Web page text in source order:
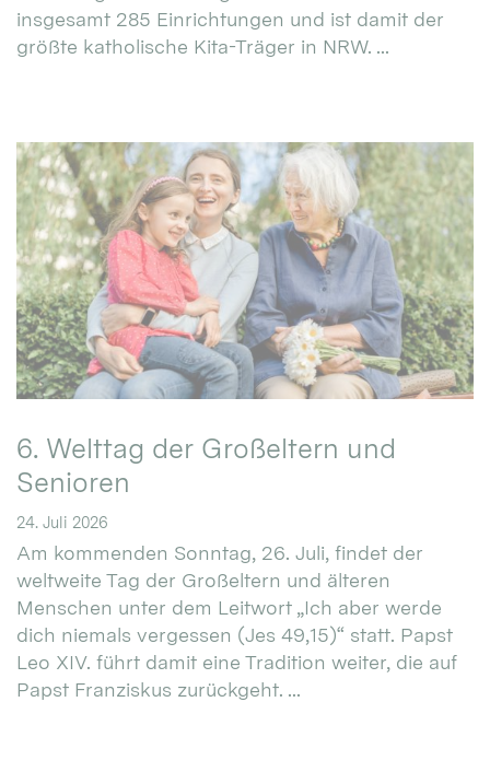
insgesamt 285 Einrichtungen und ist damit der
größte katholische Kita-Träger in NRW. ...
6. Welttag der Großeltern und
Senioren
24. Juli 2026
Am kommenden Sonntag, 26. Juli, findet der
weltweite Tag der Großeltern und älteren
Menschen unter dem Leitwort „Ich aber werde
dich niemals vergessen (Jes 49,15)“ statt. Papst
Leo XIV. führt damit eine Tradition weiter, die auf
Papst Franziskus zurückgeht. ...